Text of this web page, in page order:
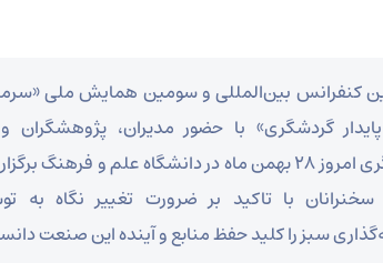
کنفرانس بین‌المللی و سومین همایش ملی
گردشگری» با حضور مدیران،
گردشگری امروز ۲۸ بهمن ماه در دانشگاه علم و فرهنگ
با تاکید بر ضرورت تغییر نگاه به
سبز را کلید حفظ منابع و آینده این صنعت